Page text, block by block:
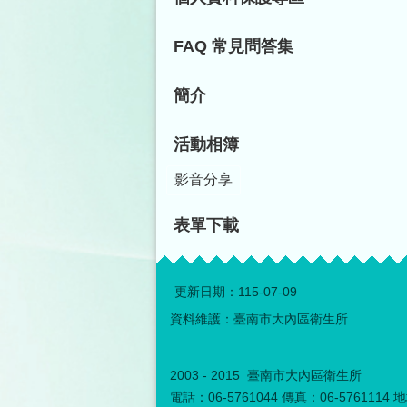
FAQ 常見問答集
簡介
活動相簿
影音分享
表單下載
更新日期： 115-07-09
資料維護：臺南市大內區衛生所
2003 - 2015 臺南市大內區衛生所
電話：06-5761044 傳真：06-5761114